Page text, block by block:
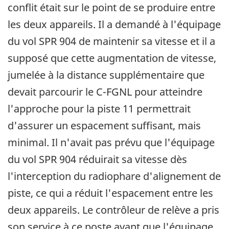
conflit était sur le point de se produire entre
les deux appareils. Il a demandé à l'équipage
du vol SPR 904 de maintenir sa vitesse et il a
supposé que cette augmentation de vitesse,
jumelée à la distance supplémentaire que
devait parcourir le C-FGNL pour atteindre
l'approche pour la piste 11 permettrait
d'assurer un espacement suffisant, mais
minimal. Il n'avait pas prévu que l'équipage
du vol SPR 904 réduirait sa vitesse dès
l'interception du radiophare d'alignement de
piste, ce qui a réduit l'espacement entre les
deux appareils. Le contrôleur de relève a pris